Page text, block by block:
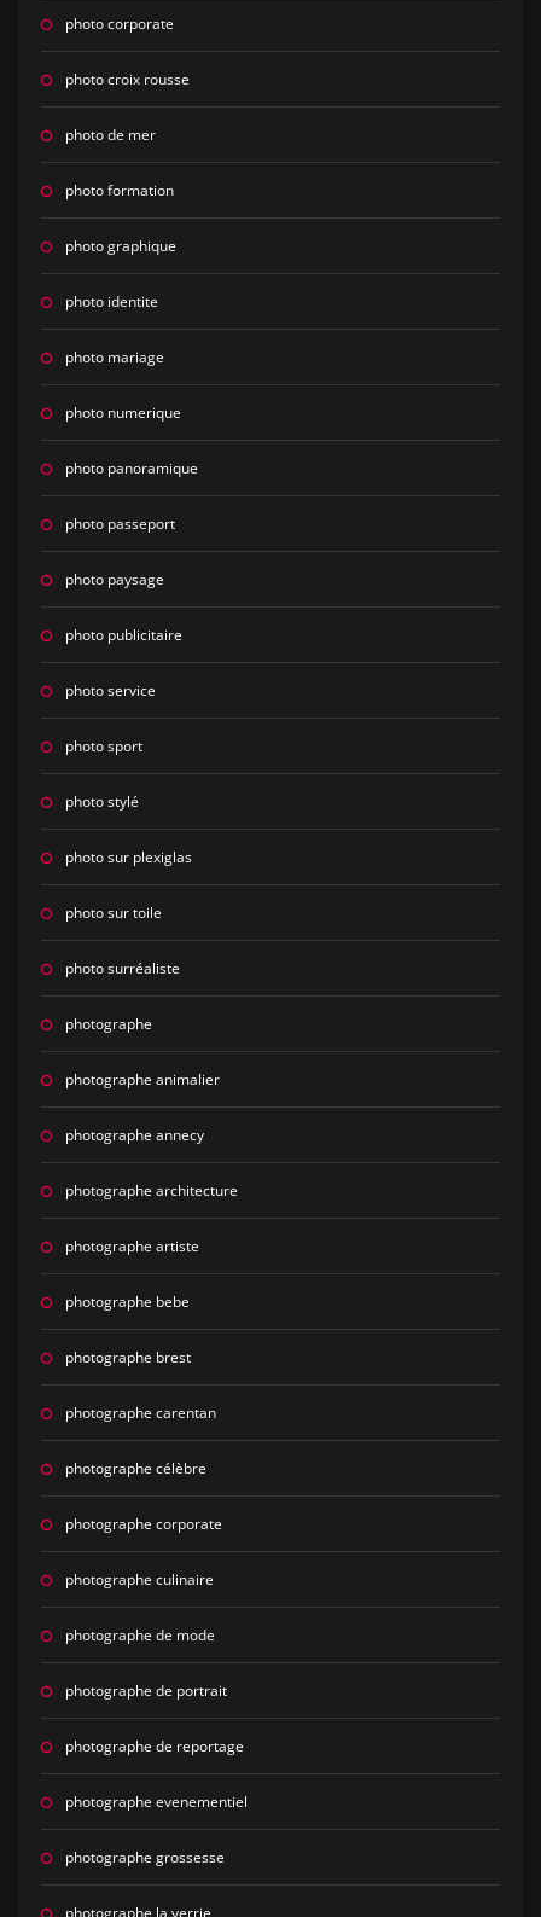
photo corporate
photo croix rousse
photo de mer
photo formation
photo graphique
photo identite
photo mariage
photo numerique
photo panoramique
photo passeport
photo paysage
photo publicitaire
photo service
photo sport
photo stylé
photo sur plexiglas
photo sur toile
photo surréaliste
photographe
photographe animalier
photographe annecy
photographe architecture
photographe artiste
photographe bebe
photographe brest
photographe carentan
photographe célèbre
photographe corporate
photographe culinaire
photographe de mode
photographe de portrait
photographe de reportage
photographe evenementiel
photographe grossesse